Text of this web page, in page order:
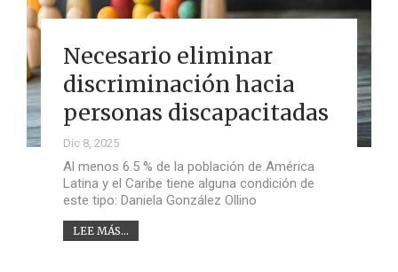
Necesario eliminar
discriminación hacia
personas discapacitadas
Dic 8, 2025
Al menos 6.5 % de la población de América
Latina y el Caribe tiene alguna condición de
este tipo: Daniela González Ollino
LEE MÁS...